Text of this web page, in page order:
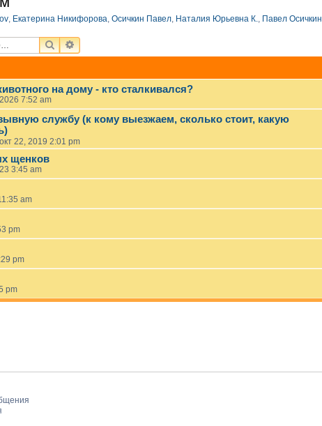
, Екатерина Никифорова, Осичкин Павел, Наталия Юрьевна К., Павел Осичкин
ПОИСКРАСШИРЕННЫЙ ПОИСК
на дому - кто сталкивался?
7:52 am
службу (к кому выезжаем, сколько стоит, какую
22, 2019 2:01 pm
щенков
3:45 am
am
pm
pm
pm